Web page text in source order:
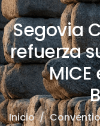
Segovia
refuerza
MICE
Inicio/